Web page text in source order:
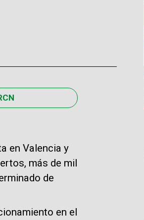
en Valencia y
más de mil
de
en el